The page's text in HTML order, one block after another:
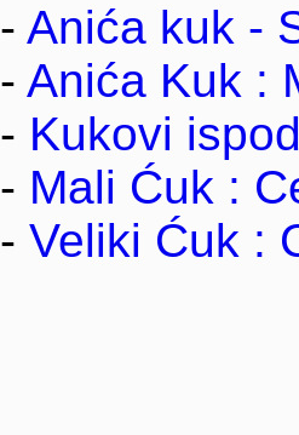
- Anića kuk -
- Anića Kuk :
- Kukovi
- Mali Ćuk :
- Veliki Ćuk :